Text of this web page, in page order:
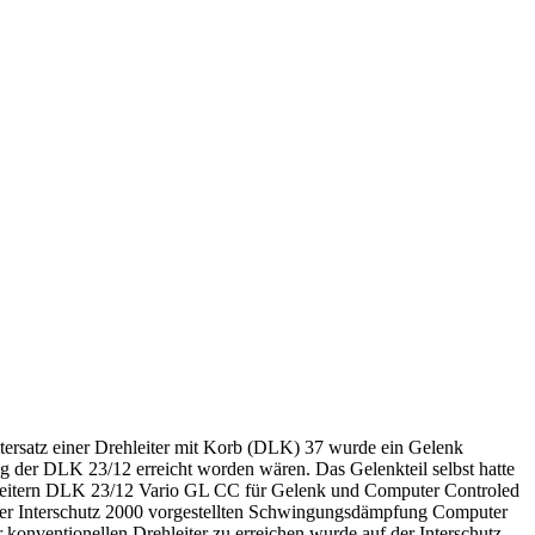
einer Drehleiter mit Korb (DLK) 37 wurde ein Gelenk
DLK 23/12 erreicht worden wären. Das Gelenkteil selbst hatte
DLK 23/12 Vario GL CC für Gelenk und Computer Controled
Interschutz 2000 vorgestellten Schwingungsdämpfung Computer